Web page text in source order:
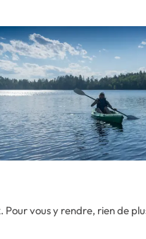
. Pour vous y rendre, rien de